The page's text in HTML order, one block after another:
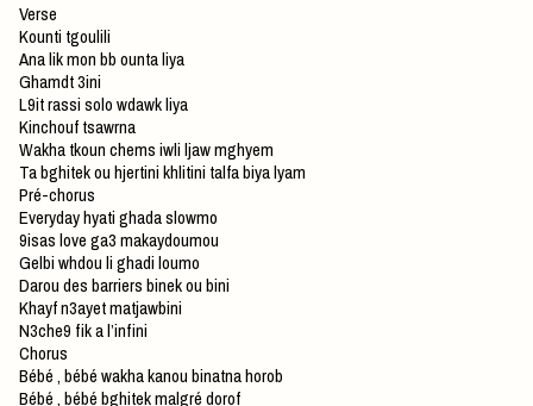
Verse
Kounti tgoulili
Ana lik mon bb ounta liya
Ghamdt 3ini
L9it rassi solo wdawk liya
Kinchouf tsawrna
Wakha tkoun chems iwli ljaw mghyem
Ta bghitek ou hjertini khlitini talfa biya lyam
Pré-chorus
Everyday hyati ghada slowmo
9isas love ga3 makaydoumou
Gelbi whdou li ghadi loumo
Darou des barriers binek ou bini
Khayf n3ayet matjawbini
N3che9 fik a l’infini
Chorus
Bébé , bébé wakha kanou binatna horob
Bébé , bébé bghitek malgré dorof